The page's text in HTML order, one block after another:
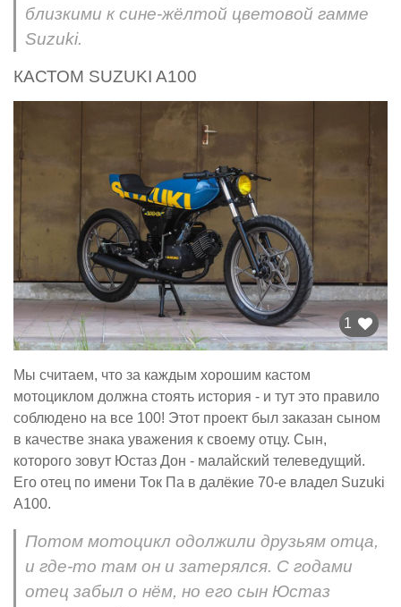
близкими к сине-жёлтой цветовой гамме
Suzuki.
КАСТОМ SUZUKI A100
1
Мы считаем, что за каждым хорошим кастом
мотоциклом должна стоять история - и тут это правило
соблюдено на все 100! Этот проект был заказан сыном
в качестве знака уважения к своему отцу. Сын,
которого зовут Юстаз Дон - малайский телеведущий.
Его отец по имени Ток Па в далёкие 70-е владел Suzuki
A100.
Потом мотоцикл одолжили друзьям отца,
и где-то там он и затерялся. С годами
отец забыл о нём, но его сын Юстаз